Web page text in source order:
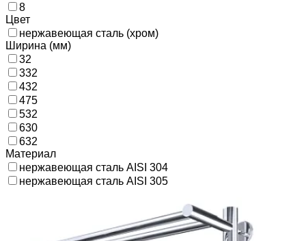
8
Цвет
нержавеющая сталь (хром)
Ширина (мм)
32
332
432
475
532
630
632
Материал
нержавеющая сталь AISI 304
нержавеющая сталь AISI 305